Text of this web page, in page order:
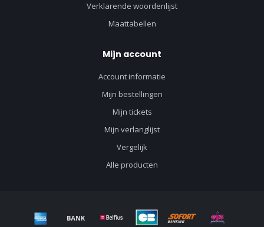
Verklarende woordenlijst
Maattabellen
Mijn account
Account informatie
Mijn bestellingen
Mijn tickets
Mijn verlanglijst
Vergelijk
Alle producten